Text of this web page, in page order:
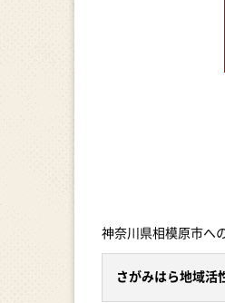
神奈川県相模原市へ
さがみはら地域活